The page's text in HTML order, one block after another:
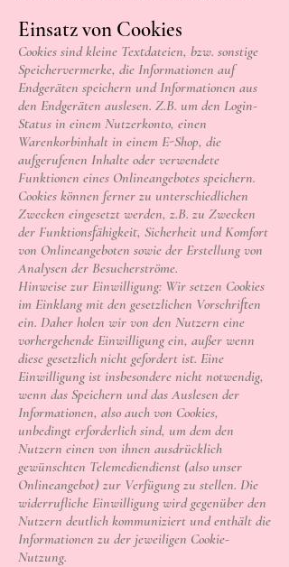
Einsatz von Cookies
Cookies sind kleine Textdateien, bzw. sonstige
Speichervermerke, die Informationen auf
Endgeräten speichern und Informationen aus
den Endgeräten auslesen. Z.B. um den Login-
Status in einem Nutzerkonto, einen
Warenkorbinhalt in einem E-Shop, die
aufgerufenen Inhalte oder verwendete
Funktionen eines Onlineangebotes speichern.
Cookies können ferner zu unterschiedlichen
Zwecken eingesetzt werden, z.B. zu Zwecken
der Funktionsfähigkeit, Sicherheit und Komfort
von Onlineangeboten sowie der Erstellung von
Analysen der Besucherströme.
Hinweise zur Einwilligung: Wir setzen Cookies
im Einklang mit den gesetzlichen Vorschriften
ein. Daher holen wir von den Nutzern eine
vorhergehende Einwilligung ein, außer wenn
diese gesetzlich nicht gefordert ist. Eine
Einwilligung ist insbesondere nicht notwendig,
wenn das Speichern und das Auslesen der
Informationen, also auch von Cookies,
unbedingt erforderlich sind, um dem den
Nutzern einen von ihnen ausdrücklich
gewünschten Telemediendienst (also unser
Onlineangebot) zur Verfügung zu stellen. Die
widerrufliche Einwilligung wird gegenüber den
Nutzern deutlich kommuniziert und enthält die
Informationen zu der jeweiligen Cookie-
Nutzung.